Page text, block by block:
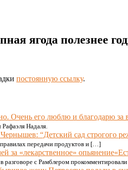
ягода полезнее
постоянную ссылку.
Рафаэля Надаля.
“Детский сад строгого
правилах передачи продуктов и […]
с Рамблером